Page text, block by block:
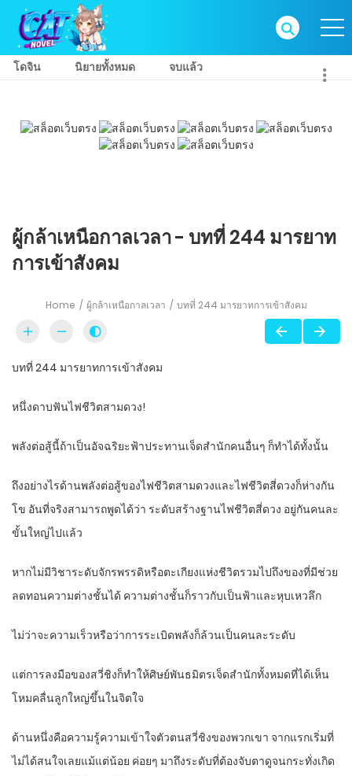
โดจิน นิยายทั้งหมด จบแล้ว
ผู้กล้าเหนือกาลเวลา - บทที่ 244 มารยาท
การเข้าสังคม
Home ผู้กล้าเหนือกาลเวลา บทที่ 244 มารยาทการเข้าสังคม
บทที่ 244 มารยาทการเข้าสังคม
หนึ่งดาบฟันไฟชีวิตสามดวง!
พลังต่อสู้นี้ถ้าเป็นอัจฉริยะฟ้าประทานเจ็ดสำนักคนอื่นๆ ก็ทำได้ทั้งนั้น
ถึงอย่างไรด้านพลังต่อสู้ของไฟชีวิตสามดวงและไฟชีวิตสี่ดวงก็ห่างกัน
โข อันที่จริงสามารถพูดได้ว่า ระดับสร้างฐานไฟชีวิตสี่ดวง อยู่กันคนละ
ขั้นใหญ่ไปแล้ว
หากไม่มีวิชาระดับจักรพรรดิหรือตะเกียงแห่งชีวิตรวมไปถึงของที่มีช่วย
ลดทอนความต่างชั้นได้ ความต่างชั้นก็ราวกับเป็นฟ้าและหุบเหวลึก
ไม่ว่าจะความเร็วหรือว่าการระเบิดพลังก็ล้วนเป็นคนละระดับ
แต่การลงมือของสวี่ชิงก็ทำให้ศิษย์พันธมิตรเจ็ดสำนักทั้งหมดที่ได้เห็น
โหมคลื่นลูกใหญ่ขึ้นในจิตใจ
ด้านหนึ่งคือความรู้ความเข้าใจตัวตนสวี่ชิงของพวกเขา จากแรกเริ่มที่
ไม่ได้สนใจเลยแม้แต่น้อย ค่อยๆ มาถึงระดับที่ต้องจับตาดูจนกระทั่งเกิด